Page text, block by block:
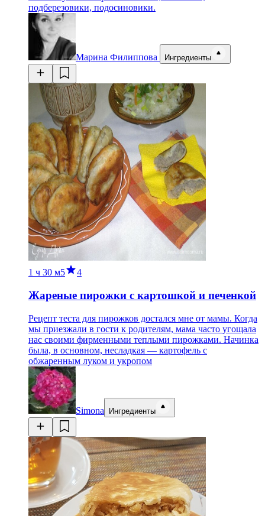
подберезовики, подосиновики.
Марина Филиппова Ингредиенты
1 ч 30 м5 4
Жареные пирожки с картошкой и печенкой
Рецепт теста для пирожков достался мне от мамы. Когда
мы приезжали в гости к родителям, мама часто угощала
нас своими фирменными теплыми пирожками. Начинка
была, в основном, несладкая — картофель с
обжаренным луком и укропом
Simona Ингредиенты